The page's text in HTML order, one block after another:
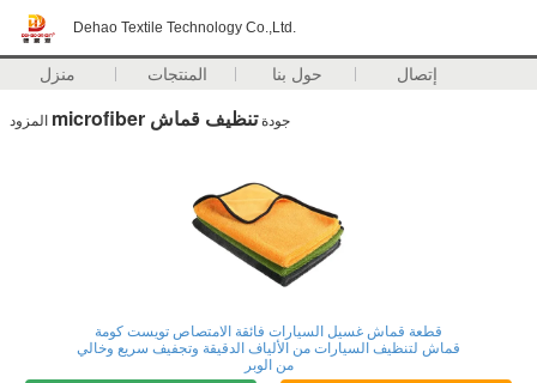
Dehao Textile Technology Co.,Ltd.
منزل المنتجات حول بنا إتصال
جودةmicrofiber تنظيف قماش المزود
قطعة قماش غسيل السيارات فائقة الامتصاص تويست كومة
قماش لتنظيف السيارات من الألياف الدقيقة وتجفيف سريع وخالي
من الوبر